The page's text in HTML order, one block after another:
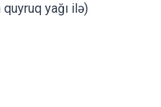
quyruq yağı ilə)